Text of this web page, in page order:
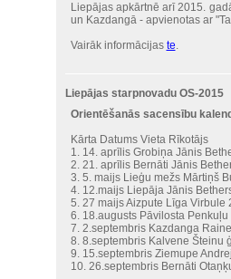
Liepājas apkārtnē arī 2015.
un Kazdangā - apvienotas ar
Vairāk informācijas te.
Liepājas starpnovadu OS-2015
Orientēšanās sacensību
Kārta Datums Vieta Rīkotājs
1. 14. aprīlis Grobiņa Jānis
2. 21. aprīlis Bernāti Jānis
3. 5. maijs Lieģu mežs Mārtiņš
4. 12.maijs Liepāja Jānis
5. 27 maijs Aizpute Līga Virbule
6. 18.augusts Pāvilosta
7. 2.septembris Kazdanga
8. 8.septembris Kalvene Šteinu
9. 15.septembris Ziemupe
10. 26.septembris Bernāti